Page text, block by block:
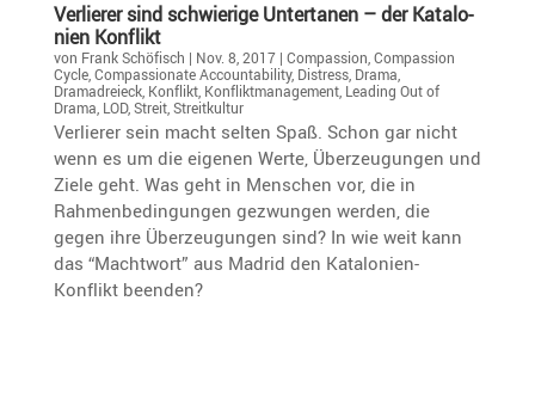
Verlierer sind schwie­rige Unter­tanen – der Katalo­
nien Konflikt
von Frank Schöfisch | Nov. 8, 2017| Compassion Compassion
Cycle, Compassionate Accountability, Distress, Drama
Dramadreieck, Konflikt, Konfliktmanagement, Leading Out of
Drama LOD, Streit, Streitkultur
Verlierer sein macht selten Spaß. Schon gar nicht
wenn es um die eigenen Werte, Überzeu­gungen und
Ziele geht. Was geht in Menschen vor, die in
Rahmen­be­din­gungen gezwungen werden, die
gegen ihre Überzeu­gungen sind? In wie weit kann
das “Macht­wort” aus Madrid den Katalo­nien-
Konflikt beenden?